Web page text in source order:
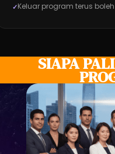
Keluar program terus
SIAPA